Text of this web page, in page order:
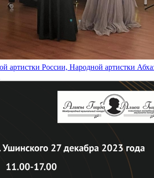
артистки России, Народной артистки